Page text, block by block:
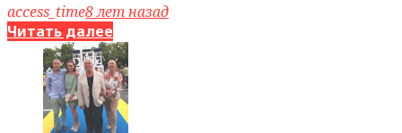
access_time8 лет назад
Читать далее